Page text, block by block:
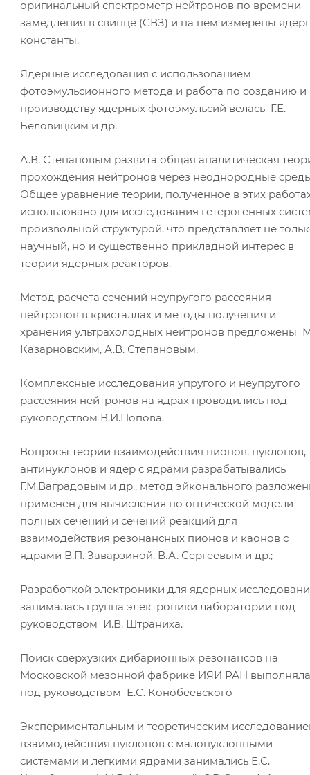
оригинальный спектрометр нейтронов по времени
замедления в свинце (СВЗ) и на нем измерены
константы.
Ядерные исследования с использованием
фотоэмульсионного метода и работа по созданию и
производству ядерных фотоэмульсий велась Г.Е.
Беловицким и др.
А.В. Степановым развита общая аналитическая
прохождения нейтронов через неоднородные
Общее уравнение теории, полученное в этих
использовано для исследования гетерогенных
произвольной структурой, что представляет не
научный, но и существенно прикладной интерес в
теории ядерных реакторов.
Метод расчета сечений неупругого рассеяния
нейтронов в кристаллах и методы получения и
хранения ультрахолодных нейтронов предложены
Казарновским, А.В. Степановым.
Комплексные исследования упругого и неупругого
рассеяния нейтронов на ядрах проводились под
руководством В.И.Попова.
Вопросы теории взаимодействия пионов, нуклонов,
антинуклонов и ядер с ядрами разрабатывались
Г.М.Ваградовым и др., метод эйконального
применен для вычисления по оптической модели
полных сечений и сечений реакций для
взаимодействия резонансных пионов и каонов с
ядрами В.П. Заварзиной, В.А. Сергеевым и др.;
Разработкой электроники для ядерных
занималась группа электроники лаборатории под
руководством И.В. Штраниха.
Поиск сверхузких дибарионных резонансов на
Московской мезонной фабрике ИЯИ РАН
под руководством Е.С. Конобеевского
Экспериментальным и теоретическим
взаимодействия нуклонов с малонуклонными
системами и легкими ядрами занимались Е.С.